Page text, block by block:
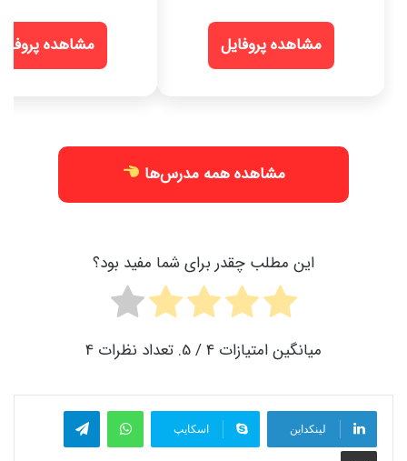
مشاهده پروفایل مشاهده
مشاهده همه مدرس‌ها
این مطلب چقدر برای شما مفید بود؟
میانگین امتیازات 4/ 5. تعداد نظرات 4
لینکداین اسکایپ
واتس آپ تلگرام
اشتراک گذاری با ایمیل